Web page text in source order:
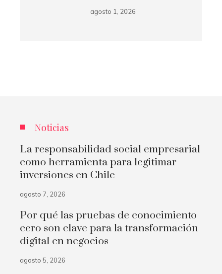
agosto 1, 2026
Noticias
La responsabilidad social empresarial
como herramienta para legitimar
inversiones en Chile
agosto 7, 2026
Por qué las pruebas de conocimiento
cero son clave para la transformación
digital en negocios
agosto 5, 2026